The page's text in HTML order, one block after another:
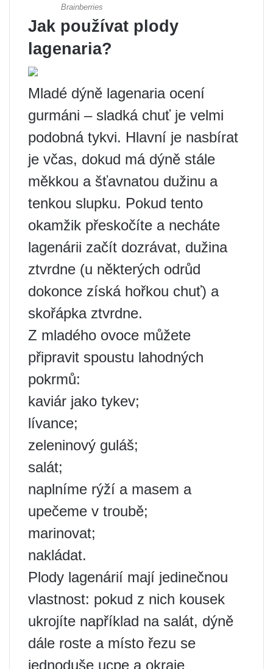
Jak používat plody
lagenaria?
Mladé dýně lagenaria ocení
gurmáni – sladká chuť je velmi
podobná tykvi. Hlavní je nasbírat
je včas, dokud má dýně stále
měkkou a šťavnatou dužinu a
tenkou slupku. Pokud tento
okamžik přeskočíte a necháte
lagenárii začít dozrávat, dužina
ztvrdne (u některých odrůd
dokonce získá hořkou chuť) a
skořápka ztvrdne.
Z mladého ovoce můžete
připravit spoustu lahodných
pokrmů:
kaviár jako tykev;
lívance;
zeleninový guláš;
salát;
naplníme rýží a masem a
upečeme v troubě;
marinovat;
nakládat.
Plody lagenárií mají jedinečnou
vlastnost: pokud z nich kousek
ukrojíte například na salát, dýně
dále roste a místo řezu se
jednoduše ucpe a okraje